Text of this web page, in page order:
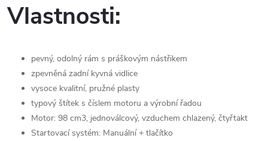
Vlastnosti:
pevný, odolný rám s práškovým nástřikem
zpevněná zadní kyvná vidlice
vysoce kvalitní, pružné plasty
typový štítek s číslem motoru a výrobní řadou
Motor: 98 cm3, jednoválcový, vzduchem chlazený, čtyřtakt
Startovací systém: Manuální + tlačítko